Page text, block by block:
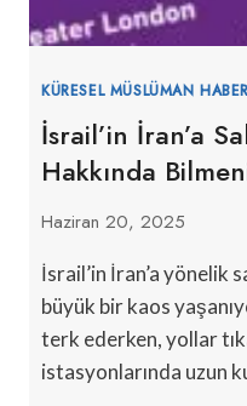
KÜRESEL MÜSLÜMAN
İsrail’in İran’a
Hakkında
Haziran 20, 2025
İsrail’in İran’a yönelik
büyük bir kaos
terk ederken, yollar
istasyonlarında uzun